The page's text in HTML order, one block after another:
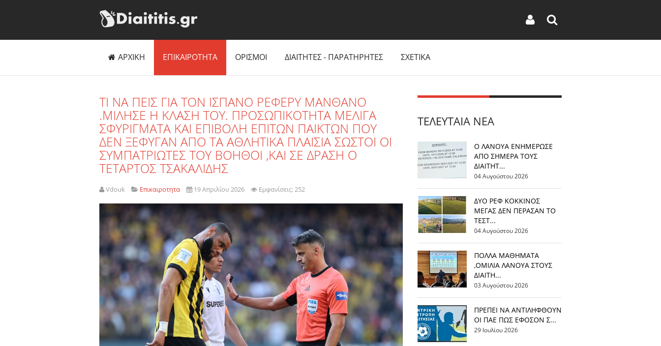
ΑΡΧΙΚΗ ΕΠΙΚΑΙΡΟΤΗΤΑ ΟΡΙΣΜΟΙ ΔΙΑΙΤΗΤΕΣ - ΠΑΡΑΤΗΡΗΤΕΣ ΣΧΕΤΙΚΑ
TI NΑ ΠΕΙΣ ΓΙΑ ΤΟΝ ΙΣΠΑΝΟ ΡΕΦΕΡΥ ΜΑΝΘΑΝΟ
.ΜΙΛΗΣΕ Η ΚΛΑΣΗ ΤΟΥ. ΠΡΟΣΩΠΙΚΟΤΗΤΑ ΜΕΛΙΓΑ
ΣΦΥΡΙΓΜΑΤΑ ΚΑΙ ΕΠΙΒΟΛΗ ΕΠΙΤΩΝ ΠΑΙΚΤΩΝ ΠΟΥ
ΔΕΝ ΞΕΦΥΓΑΝ ΑΠΟ ΤΑ ΑΘΛΗΤΙΚΑ ΠΛΑΙΣΙΑ ΣΩΣΤΟΙ ΟΙ
ΣΥΜΠΑΤΡΙΩΤΕΣ ΤΟΥ ΒΟΗΘΟΙ ,ΚΑΙ ΣΕ ΔΡΑΣΗ Ο
ΤΕΤΑΡΤΟΣ ΤΣΑΚΑΛΙΔΗΣ
Vdouk Επικαιροτητα 19 Απριλίου 2026 Εμφανίσεις: 252
ΤΕΛΕΥΤΑΊΑ ΝΈΑ
Ο ΛΑΝΟΥΑ ΕΝΗΜΕΡΩΣΕ
ΑΠΟ ΣΗΜΕΡΑ ΤΟΥΣ
ΔΙΑΙΤΗΤ...
04 Αυγούστου 2026
ΔΥΟ ΡΕΦ ΚΟΚΚΙΝΟΣ
ΜΕΓΑΣ ΔΕΝ ΠΕΡΑΣΑΝ ΤΟ
ΤΕΣΤ...
04 Αυγούστου 2026
ΠΟΛΛΑ ΜΑΘΗΜΑΤΑ
,ΟΜΙΛΙΑ ΛΑΝΟΥΑ ΣΤΟΥΣ
ΔΙΑΙΤΗ...
03 Αυγούστου 2026
ΠΡΕΠΕΙ ΝΑ ΑΝΤΙΛΗΦΘΟΥΝ
ΟΙ ΠΑΕ ΠΩΣ ΕΦΟΣΟΝ Σ...
29 Ιουλίου 2026